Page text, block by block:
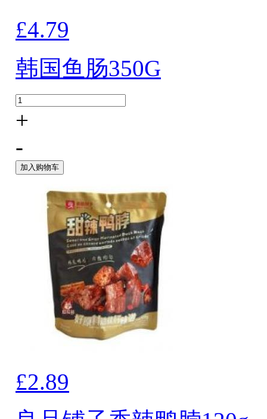
£4.79
韩国鱼肠350G
+
-
加入购物车
£2.89